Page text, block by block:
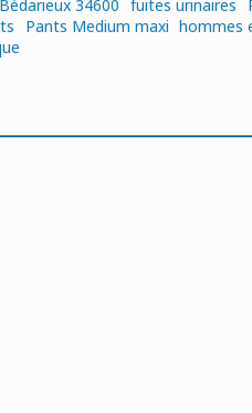
Bédarieux 34600 fuites urinaires
Pants Medium maxi hommes